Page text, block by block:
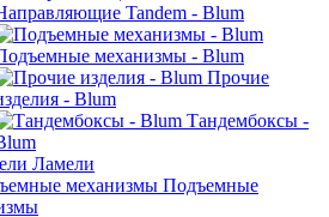
Tandem - Blum
механизмы - Blum
Прочие
- Blum
Тандембоксы -
Ламели
Подъемные